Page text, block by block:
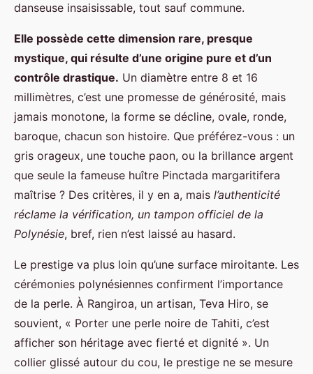
danseuse insaisissable, tout sauf commune.
Elle possède cette dimension rare, presque
mystique, qui résulte d’une origine pure et d’un
contrôle drastique. Un diamètre entre 8 et 16
millimètres, c’est une promesse de générosité, mais
jamais monotone, la forme se décline, ovale, ronde,
baroque, chacun son histoire. Que préférez-vous : un
gris orageux, une touche paon, ou la brillance argent
que seule la fameuse huître Pinctada margaritifera
maîtrise ? Des critères, il y en a, mais l’authenticité
réclame la vérification, un tampon officiel de la
Polynésie, bref, rien n’est laissé au hasard.
Le prestige va plus loin qu’une surface miroitante. Les
cérémonies polynésiennes confirment l’importance
de la perle. À Rangiroa, un artisan, Teva Hiro, se
souvient, « Porter une perle noire de Tahiti, c’est
afficher son héritage avec fierté et dignité ». Un
collier glissé autour du cou, le prestige ne se mesure